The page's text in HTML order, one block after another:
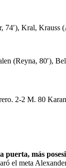
Kral, Krauss
(Reyna, 80′),
2-2 M. 80
puerta, más
el meta